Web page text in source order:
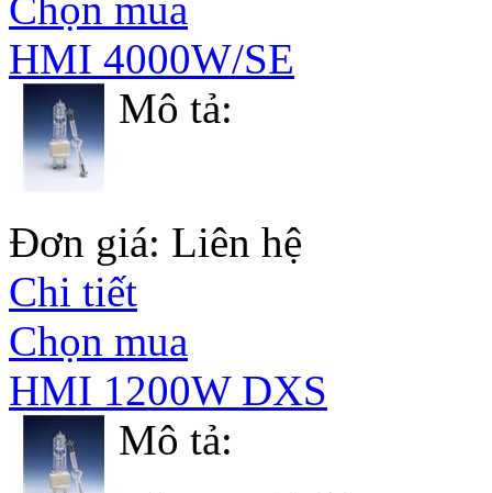
HMI 4000W/SE
Mô tả:
Đơn giá: Liên hệ
Chi tiết
Chọn mua
HMI 1200W DXS
Mô tả: